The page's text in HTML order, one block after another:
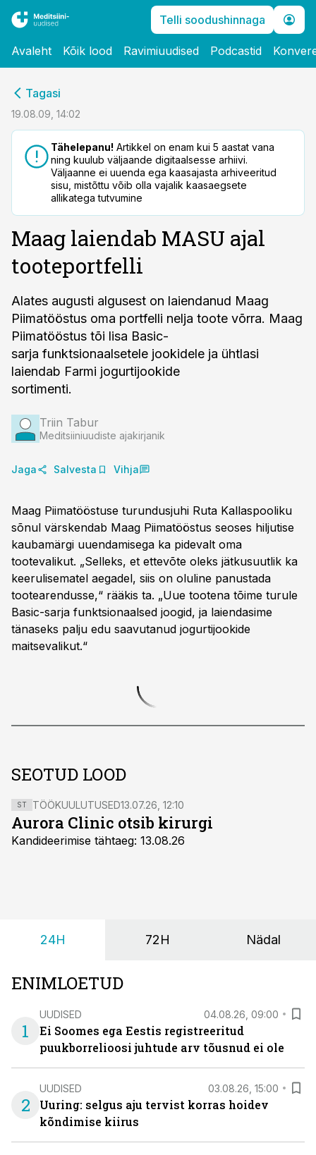
Telli soodushinnaga
Avaleht Kõik lood Ravimiuudised Podcastid
Tagasi
19.08.09, 14:02
Tähelepanu! Artikkel on enam kui 5 aastat vana
ning kuulub väljaande digitaalsesse arhiivi.
Väljaanne ei uuenda ega kaasajasta arhiveeritud
sisu, mistõttu võib olla vajalik kaasaegsete
allikatega tutvumine
Maag laiendab MASU ajal
tooteportfelli
Alates augusti algusest on laiendanud Maag
Piimatööstus oma portfelli nelja toote võrra. Maag
Piimatööstus tõi lisa Basic-
sarja funktsionaalsetele jookidele ja ühtlasi
laiendab Farmi jogurtijookide
sortimenti.
Triin Tabur
Meditsiiniuudiste ajakirjanik
Jaga Salvesta Vihja
Maag Piimatööstuse turundusjuhi Ruta Kallaspooliku
sõnul värskendab Maag Piimatööstus seoses hiljutise
kaubamärgi uuendamisega ka pidevalt oma
tootevalikut. „Selleks, et ettevõte oleks jätkusuutlik ka
keerulisematel aegadel, siis on oluline panustada
tootearendusse,“ rääkis ta. „Uue tootena tõime turule
Basic-sarja funktsionaalsed joogid, ja laiendasime
tänaseks palju edu saavutanud jogurtijookide
maitsevalikut.“
SEOTUD LOOD
ST TÖÖKUULUTUSED13.07.26, 12:10
Aurora Clinic otsib kirurgi
Kandideerimise tähtaeg: 13.08.26
24H 72H Nädal
ENIMLOETUD
1
UUDISED 04.08.26, 09:00
Ei Soomes ega Eestis registreeritud
puukborrelioosi juhtude arv tõusnud ei ole
2
UUDISED 03.08.26, 15:00
Uuring: selgus aju tervist korras hoidev
kõndimise kiirus